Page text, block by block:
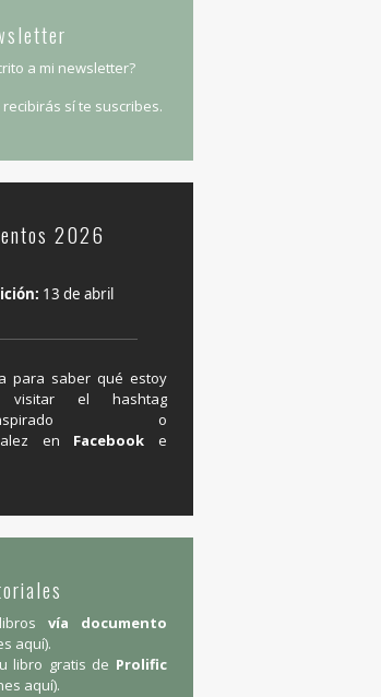
a mi newsletter?
recibirás sí te suscribes.
2026
13 de abril
para saber qué estoy
visitar el hashtag
o
en
Facebook e
vía documento
aquí).
libro gratis de Prolific
aquí).